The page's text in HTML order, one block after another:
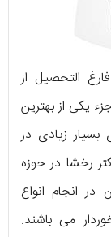
التحصیل از
یکی از بهترین
زیادی در
رخشا در حوزه
انجام انواع
می باشند.